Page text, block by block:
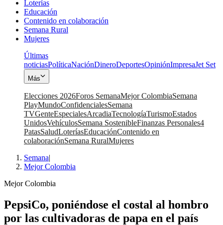
Loterías
Educación
Contenido en colaboración
Semana Rural
Mujeres
Últimas
noticiasPolíticaNaciónDineroDeportesOpiniónImpresaJet Set
Más
Elecciones 2026Foros SemanaMejor ColombiaSemana
PlayMundoConfidencialesSemana
TVGenteEspecialesArcadiaTecnologíaTurismoEstados
UnidosVehículosSemana SostenibleFinanzas Personales4
PatasSaludLoteríasEducaciónContenido en
colaboraciónSemana RuralMujeres
Semana|
Mejor Colombia
Mejor Colombia
PepsiCo, poniéndose el costal al hombro
por las cultivadoras de papa en el país